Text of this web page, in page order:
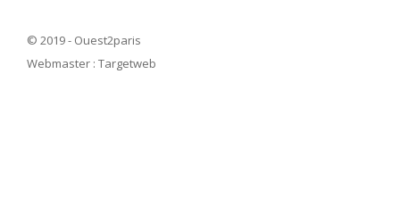
© 2019 - Ouest2paris
Webmaster : Targetweb